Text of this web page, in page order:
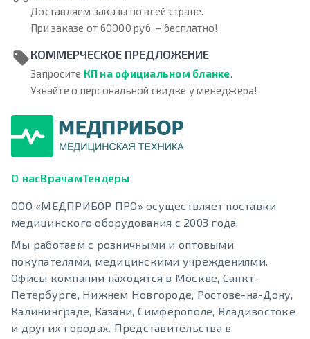
Доставляем заказы по всей стране.
При заказе от 60000 руб. – бесплатно!
КОММЕРЧЕСКОЕ ПРЕДЛОЖЕНИЕ
Запросите КП на официальном бланке.
Узнайте о персональной скидке у менеджера!
О насВрачамТендеры
ООО «МЕДПРИБОР ПРО» осуществляет поставки
медицинского оборудования с 2003 года.
Мы работаем с розничными и оптовыми
покупателями, медицинскими учреждениями.
Офисы компании находятся в Москве, Санкт-
Петербурге, Нижнем Новгороде, Ростове-на-Дону,
Калининграде, Казани, Симферополе, Владивостоке
и других городах. Представительства в